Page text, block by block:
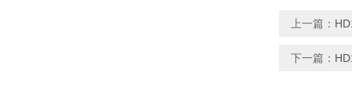
上一篇：
下一篇：